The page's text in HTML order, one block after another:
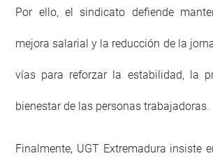
Por ello, el sindicato defiende
mejora salarial y la reducción de la
vías para reforzar la estabilidad, la
bienestar de las personas trabajadoras.
Finalmente, UGT Extremadura insiste